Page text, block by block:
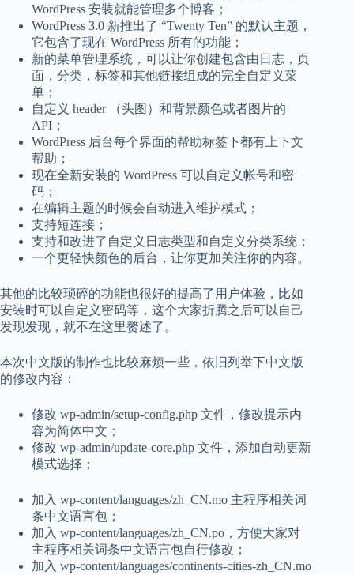
WordPress 安装就能管理多个博客；
WordPress 3.0 新推出了 “Twenty Ten” 的默认主题，
它包含了现在 WordPress 所有的功能；
新的菜单管理系统，可以让你创建包含由日志，页
面，分类，标签和其他链接组成的完全自定义菜
单；
自定义 header （头图）和背景颜色或者图片的
API；
WordPress 后台每个界面的帮助标签下都有上下文
帮助；
现在全新安装的 WordPress 可以自定义帐号和密
码；
在编辑主题的时候会自动进入维护模式；
支持短连接；
支持和改进了自定义日志类型和自定义分类系统；
一个更轻快颜色的后台，让你更加关注你的内容。
其他的比较琐碎的功能也很好的提高了用户体验，比如
安装时可以自定义密码等，这个大家折腾之后可以自己
发现发现，就不在这里赘述了。
本次中文版的制作也比较麻烦一些，依旧列举下中文版
的修改内容：
修改 wp-admin/setup-config.php 文件，修改提示内
容为简体中文；
修改 wp-admin/update-core.php 文件，添加自动更新
模式选择；
加入 wp-content/languages/zh_CN.mo 主程序相关词
条中文语言包；
加入 wp-content/languages/zh_CN.po，方便大家对
主程序相关词条中文语言包自行修改；
加入 wp-content/languages/continents-cities-zh_CN.mo